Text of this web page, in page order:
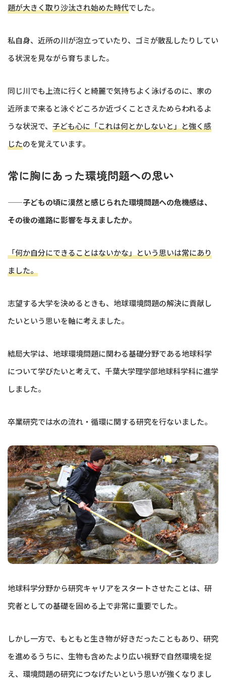
題が大きく取り沙汰され始めた時代でした。
私自身、近所の川が泡立っていたり、ゴミが散乱したりしてい
る状況を見ながら育ちました。
同じ川でも上流に行くと綺麗で気持ちよく泳げるのに、家の
近所まで来ると泳ぐどころか近づくことさえためらわれるよ
うな状況で、 子ども心に「これは何とかしないと」と強く感
じたのを覚えています。
常に胸にあった環境問題への思い
——子どもの頃に漠然と感じられた環境問題への危機感は、
その後の進路に影響を与えましたか。
「何か自分にできることはないかな」という思いは常にあり
ました。
志望する大学を決めるときも、地球環境問題の解決に貢献し
たいという思いを軸に考えました。
結局大学は、地球環境問題に関わる基礎分野である地球科学
について学びたいと考えて、千葉大学理学部地球科学科に進学
しました。
卒業研究では水の流れ・循環に関する研究を行ないました。
地球科学分野から研究キャリアをスタートさせたことは、研
究者としての基礎を固める上で非常に重要でした。
しかし一方で、もともと生き物が好きだったこともあり、研究
を進めるうちに、生物も含めたより広い視野で自然環境を捉
え、環境問題の研究につなげたいという思いが強くなりまし